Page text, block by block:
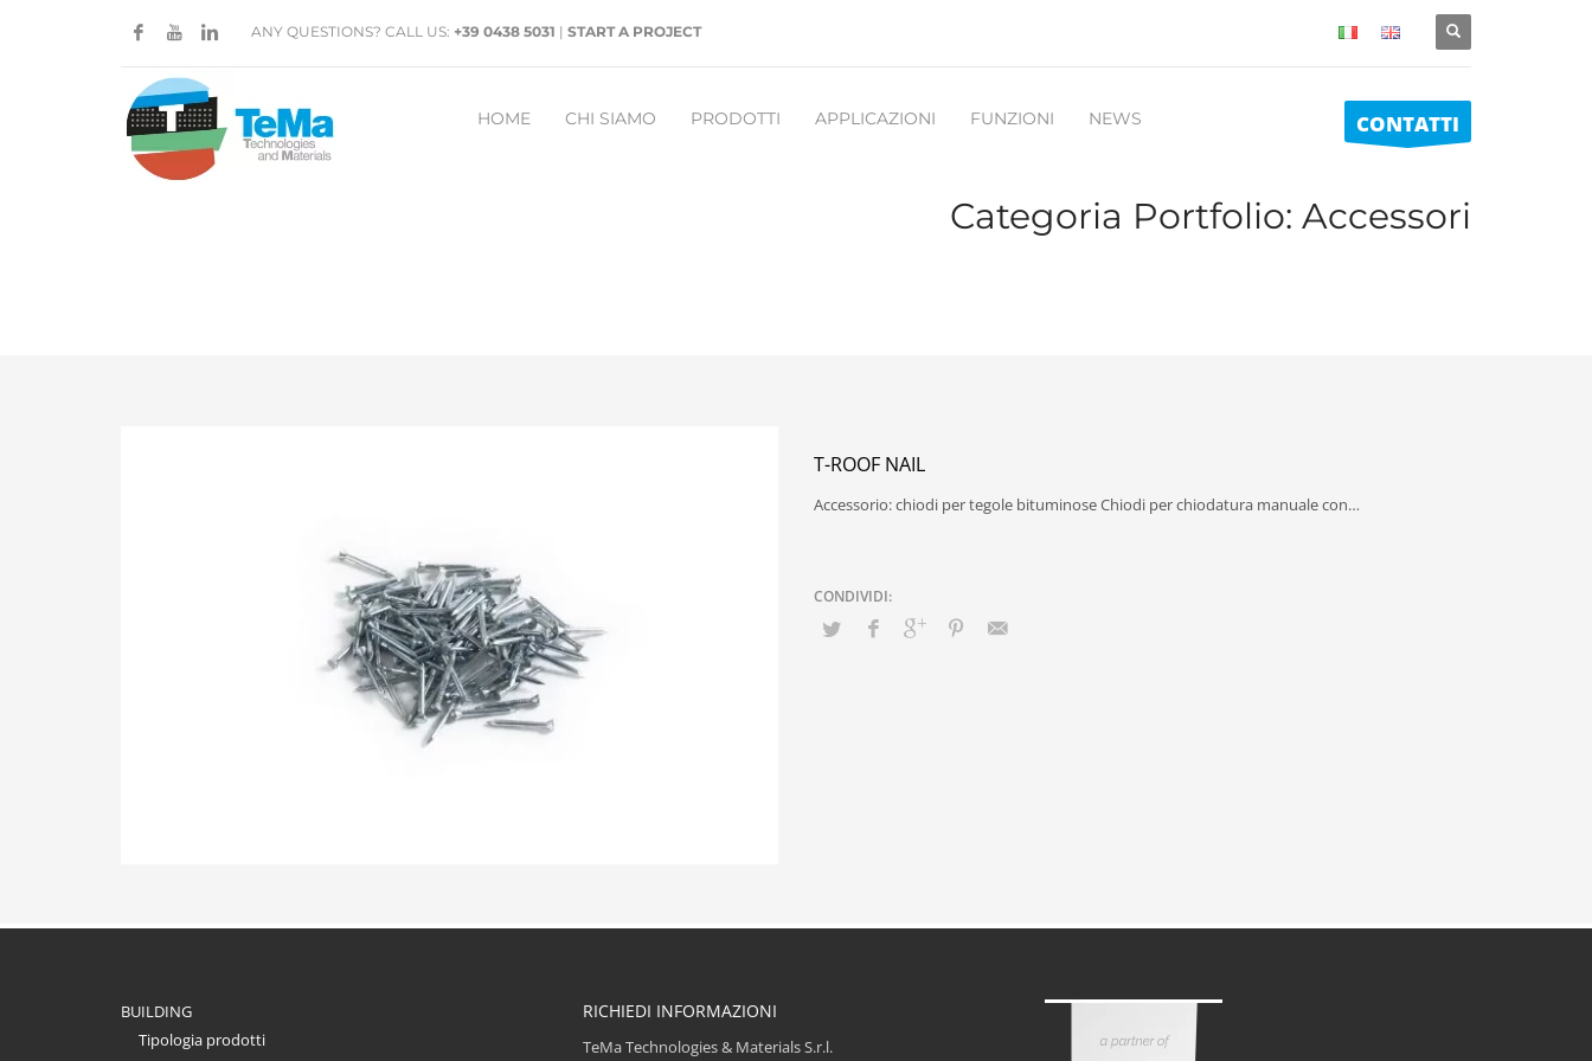
ANY QUESTIONS? CALL US: +39 0438 5031 | START A PROJECT
HOME CHI SIAMO PRODOTTI APPLICAZIONI FUNZIONI NEWS CONTATTI
Categoria Portfolio: Accessori
T-ROOF NAIL
Accessorio: chiodi per tegole bituminose Chiodi per chiodatura manuale con…
BUILDING
Tipologia prodotti
RICHIEDI INFORMAZIONI
TeMa Technologies & Materials S.r.l.